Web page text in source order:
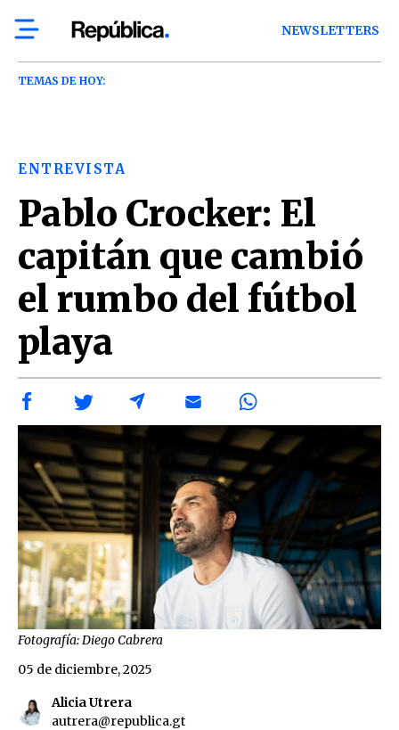
NEWSLETTERS
TEMAS DE HOY:
ENTREVISTA
Pablo Crocker: El
capitán que cambió
el rumbo del fútbol
playa
Fotografía: Diego Cabrera
Alicia Utrera
autrera@republica.gt
05 de diciembre, 2025